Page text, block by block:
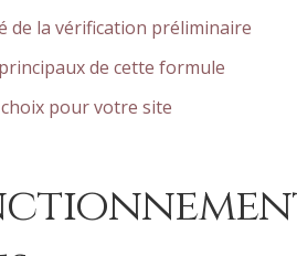
de la vérification préliminaire
de cette formule
pour votre site